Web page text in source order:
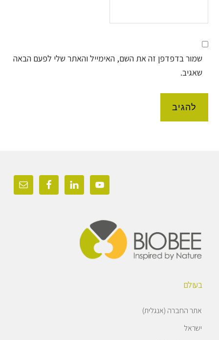
שמור בדפדפן זה את השם, האימייל והאתר שלי לפעם הבאה
שאגיב.
בעולם
אתר החברה (אנגלית)
ישראל